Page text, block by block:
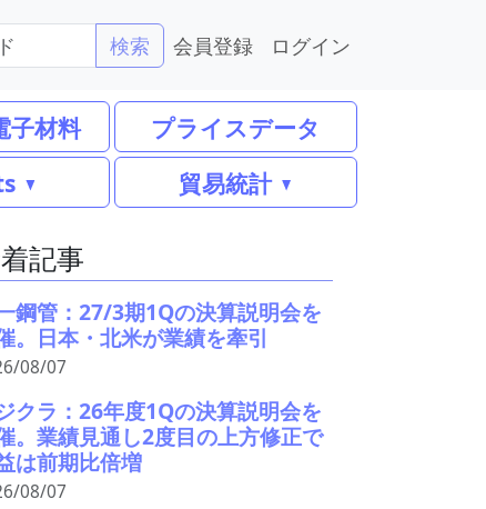
検索 会員登録 ログイン
子材料
プライスデータ
貿易統計
記事
鋼管：27/3期1Qの決算説明会を
。日本・北米が業績を牽引
08/07
クラ：26年度1Qの決算説明会を
。業績見通し2度目の上方修正で
は前期比倍増
08/07